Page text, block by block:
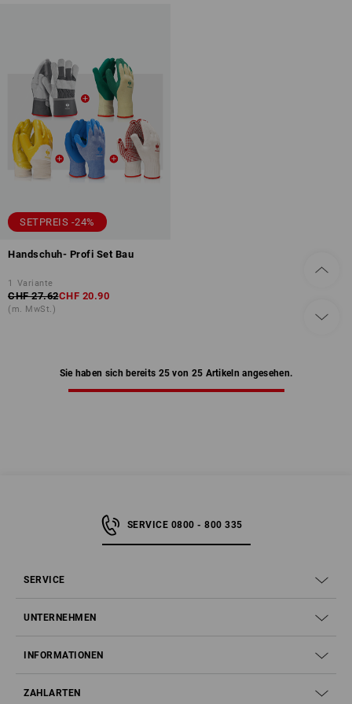
SETPREIS -24%
Handschuh- Profi Set Bau
1 Variante
CHF 27.62CHF 20.90
(m. MwSt.)
Sie haben sich bereits 25 von 25 Artikeln angesehen.
SERVICE 0800 - 800 335
SERVICE
UNTERNEHMEN
INFORMATIONEN
ZAHLARTEN